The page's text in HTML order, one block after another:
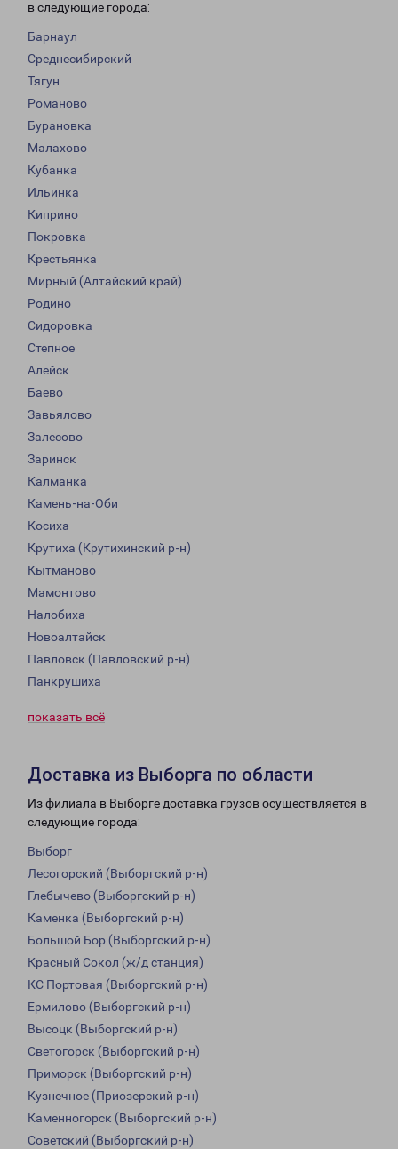
в следующие города:
Барнаул
Среднесибирский
Тягун
Романово
Бурановка
Малахово
Кубанка
Ильинка
Киприно
Покровка
Крестьянка
Мирный (Алтайский край)
Родино
Сидоровка
Степное
Алейск
Баево
Завьялово
Залесово
Заринск
Калманка
Камень-на-Оби
Косиха
Крутиха (Крутихинский р-н)
Кытманово
Мамонтово
Налобиха
Новоалтайск
Павловск (Павловский р-н)
Панкрушиха
показать всё
Доставка из Выборга по области
Из филиала в Выборге доставка грузов осуществляется в
следующие города:
Выборг
Лесогорский (Выборгский р-н)
Глебычево (Выборгский р-н)
Каменка (Выборгский р-н)
Большой Бор (Выборгский р-н)
Красный Сокол (ж/д станция)
КС Портовая (Выборгский р-н)
Ермилово (Выборгский р-н)
Высоцк (Выборгский р-н)
Светогорск (Выборгский р-н)
Приморск (Выборгский р-н)
Кузнечное (Приозерский р-н)
Каменногорск (Выборгский р-н)
Советский (Выборгский р-н)